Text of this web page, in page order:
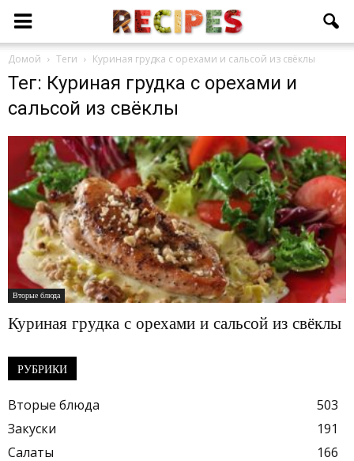
Домой Теги Куриная грудка с орехами и сальсой из свёклы
Тег: Куриная грудка с орехами и
сальсой из свёклы
Вторые блюда
Куриная грудка с орехами и сальсой из свёклы
РУБРИКИ
Вторые блюда
503
Закуски
191
Салаты
166